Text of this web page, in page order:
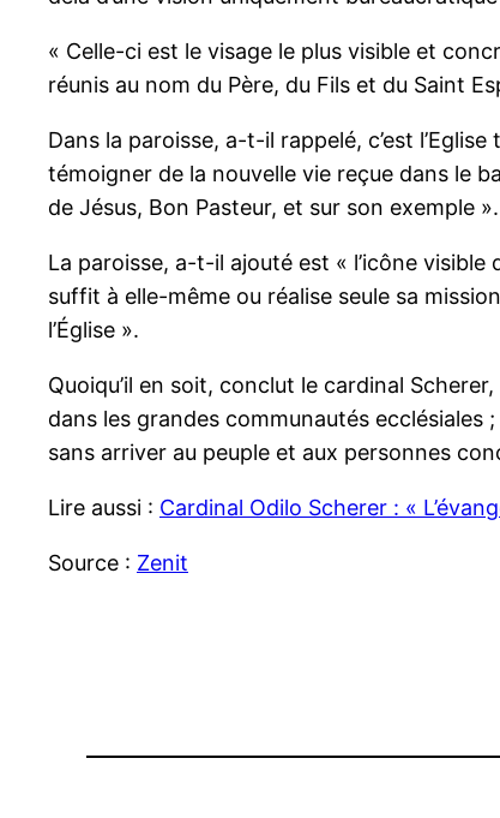
« Celle-ci est le visage le plus visible et
réunis au nom du Père, du Fils et du Saint
Dans la paroisse, a-t-il rappelé, c’est
témoigner de la nouvelle vie reçue dans le
de Jésus, Bon Pasteur, et sur son exemple ».
La paroisse, a-t-il ajouté est « l’icône
suffit à elle-même ou réalise seule sa
l’Église ».
Quoiqu’il en soit, conclut le cardinal Scherer,
dans les grandes communautés ecclésiales
sans arriver au peuple et aux personnes
Lire aussi : Cardinal Odilo Scherer : «
Source : Zenit